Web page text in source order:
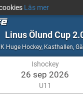
Läs mer
Linus Ölund Cup
IK Huge Hockey, Ishockey
Kasthallen,
Ishockey
26 sep 2026
U11